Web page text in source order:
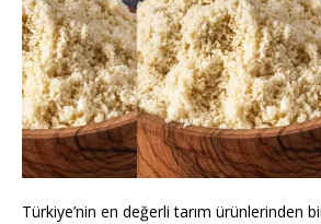
Türkiye’nin en değerli tarım ürünlerinden